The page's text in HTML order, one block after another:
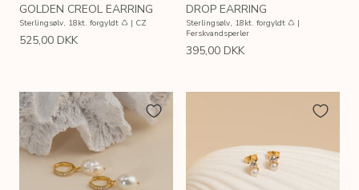
GOLDEN CREOL EARRING
Sterlingsølv, 18kt. forgyldt ♺ | CZ
525,00 DKK
DROP EARRING
Sterlingsølv, 18kt. forgyldt ♺ |
Ferskvandsperler
395,00 DKK